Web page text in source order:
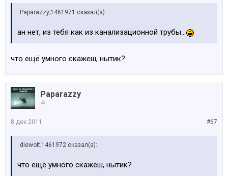
Paparazzy;1461971 сказал(а):
ан нет, из тебя как из канализационной трубы...
что ещё умного скажеш, нытик?
Paparazzy
☭
#67
8 дек 2011
diewolt;1461972 сказал(а):
что ещё умного скажеш, нытик?